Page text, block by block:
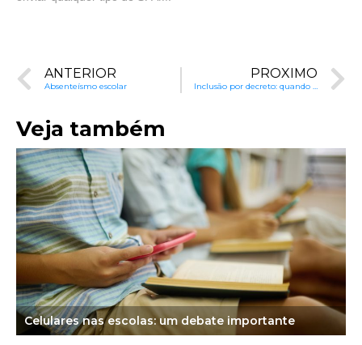
ANTERIOR
Absenteísmo escolar
PRÓXIMO
Veja também
Celulares nas escolas: um debate importante